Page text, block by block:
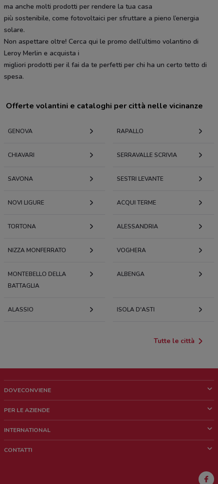
ma anche molti prodotti per rendere la tua casa
più sostenibile, come fotovoltaici per sfruttare a pieno l’energia
solare.
Non aspettare oltre! Cerca qui le promo dell’ultimo volantino di
Leroy Merlin e acquista i
migliori prodotti per il fai da te perfetti per chi ha un certo tetto di
spesa.
Offerte volantini e cataloghi per città nelle vicinanze
GENOVA RAPALLO
CHIAVARI SERRAVALLE SCRIVIA
SAVONA SESTRI LEVANTE
NOVI LIGURE ACQUI TERME
TORTONA ALESSANDRIA
NIZZA MONFERRATO VOGHERA
MONTEBELLO DELLA
BATTAGLIA
ALBENGA
ALASSIO ISOLA D'ASTI
Tutte le città
DOVECONVIENE
Chi siamo
Lavora con noi
PER LE AZIENDE
Richieste commerciali e marketing
INTERNATIONAL
CONTATTI